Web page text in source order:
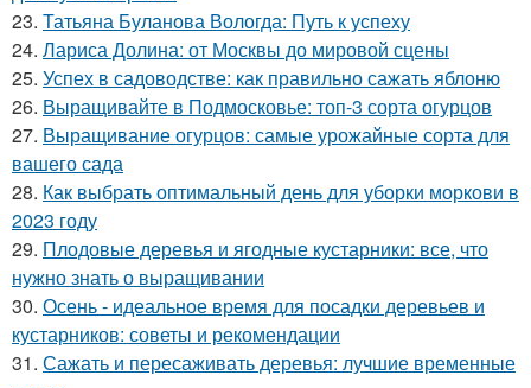
23. Татьяна Буланова Вологда: Путь к успеху
24. Лариса Долина: от Москвы до мировой сцены
25. Успех в садоводстве: как правильно сажать яблоню
26. Выращивайте в Подмосковье: топ-3 сорта огурцов
27. Выращивание огурцов: самые урожайные сорта для
вашего сада
28. Как выбрать оптимальный день для уборки моркови в
2023 году
29. Плодовые деревья и ягодные кустарники: все, что
нужно знать о выращивании
30. Осень - идеальное время для посадки деревьев и
кустарников: советы и рекомендации
31. Сажать и пересаживать деревья: лучшие временные